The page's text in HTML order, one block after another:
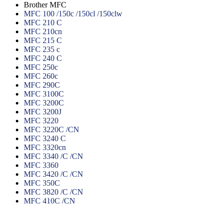
Brother MFC
MFC 100 /150c /150cl /150clw
MFC 210 C
MFC 210cn
MFC 215 C
MFC 235 c
MFC 240 C
MFC 250c
MFC 260c
MFC 290C
MFC 3100C
MFC 3200C
MFC 3200J
MFC 3220
MFC 3220C /CN
MFC 3240 C
MFC 3320cn
MFC 3340 /C /CN
MFC 3360
MFC 3420 /C /CN
MFC 350C
MFC 3820 /C /CN
MFC 410C /CN